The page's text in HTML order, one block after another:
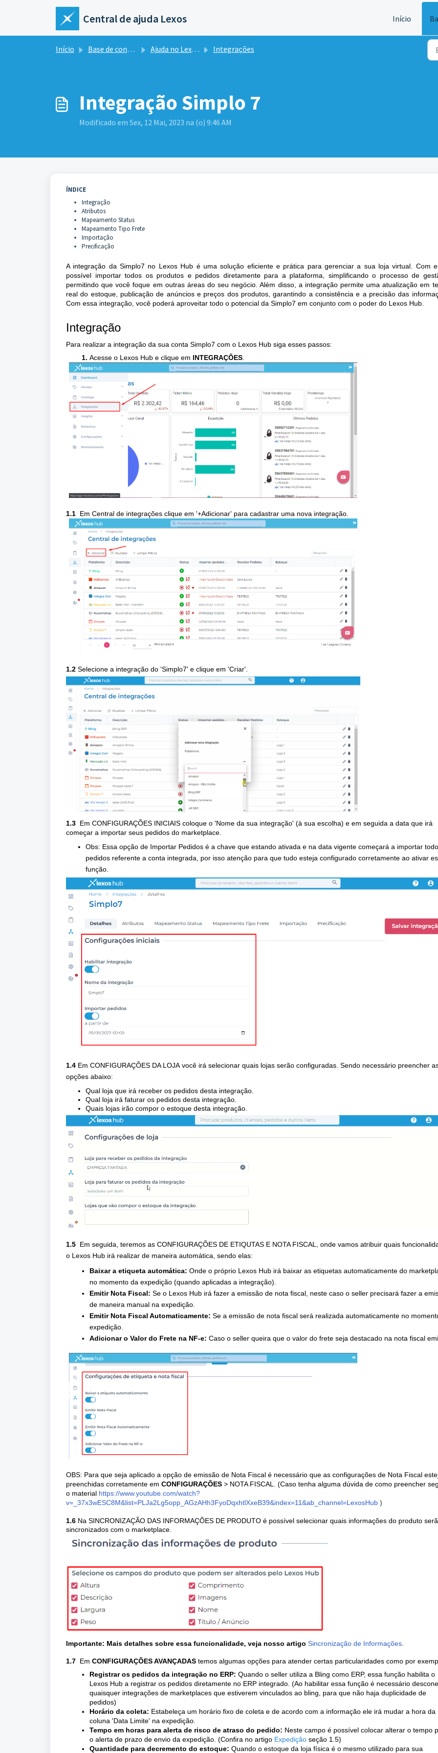
Ir para o conteúdo principal
Central de ajuda Lexos Início
Início Base de conhecimento Ajuda no Lexos Hub Integrações
Integração Simplo 7
Modificado em Sex, 12 Mai, 2023 na (o) 9:46 AM
ÍNDICE
Integração
Atributos
Mapeamento Status
Mapeamento Tipo Frete
Importação
Precificação
A integração da Simplo7 no Lexos Hub é uma solução eficiente e prática para gerenciar a sua loja virtual. Com
possível importar todos os produtos e pedidos diretamente para a plataforma, simplificando o processo de
permitindo que você foque em outras áreas do seu negócio. Além disso, a integração permite uma atualização em
real do estoque, publicação de anúncios e preços dos produtos, garantindo a consistência e a precisão das
Com essa integração, você poderá aproveitar todo o potencial da Simplo7 em conjunto com o poder do Lexos Hub.
Integração
Para realizar a integração da sua conta Simplo7 com o Lexos Hub siga esses passos:
Acesse o Lexos Hub e clique em INTEGRAÇÕES
1.1 Em Central de integrações clique em '+Adicionar' para cadastrar uma nova integração.
1.2 Selecione a integração do 'Simplo7' e clique em 'Criar'.
1.3 Em CONFIGURAÇÕES INICIAIS coloque o 'Nome da sua integração' (à sua escolha) e em seguida a data que irá
começar a importar seus pedidos do marketplace.
Obs: Essa opção de Importar Pedidos é a chave que estando ativada e na data vigente começará a importar
pedidos referente a conta integrada, por isso atenção para que tudo esteja configurado corretamente ao ativar
função.
1.4 Em CONFIGURAÇÕES DA LOJA você irá selecionar quais lojas serão configuradas. Sendo necessário preencher
opções abaixo:
Qual loja que irá receber os pedidos desta integração.
Qual loja irá faturar os pedidos desta integração.
Quais lojas irão compor o estoque desta integração.
1.5 Em seguida, teremos as CONFIGURAÇÕES DE ETIQUTAS E NOTA FISCAL, onde vamos atribuir quais
o Lexos Hub irá realizar de maneira automática, sendo elas:
Baixar a etiqueta automática: Onde o próprio Lexos Hub irá baixar as etiquetas automaticamente do
no momento da expedição (quando aplicadas a integração).
Emitir Nota Fiscal: Se o Lexos Hub irá fazer a emissão de nota fiscal, neste caso o seller precisará fazer a
de maneira manual na expedição.
Emitir Nota Fiscal Automaticamente: Se a emissão de nota fiscal será realizada automaticamente no
expedição.
Adicionar o Valor do Frete na NF-e: Caso o seller queira que o valor do frete seja destacado na nota fiscal
OBS: Para que seja aplicado a opção de emissão de Nota Fiscal é necessário que as configurações de Nota Fiscal
preenchidas corretamente em CONFIGURAÇÕES > NOTA FISCAL. (Caso tenha alguma dúvida de como preencher
o material https://www.youtube.com/watch?
v=_37x3wESC8M&list=PLJa2Lg5opp_AGzAHh3FyoDqxhtlXxeB39&index=11&ab_channel=LexosHub )
1.6 Na SINCRONIZAÇÃO DAS INFORMAÇÕES DE PRODUTO é possível selecionar quais informações do produto
sincronizados com o marketplace.
Importante: Mais detalhes sobre essa funcionalidade, veja nosso artigo Sincronização de Informações.
1.7 Em CONFIGURAÇÕES AVANÇADAS temos algumas opções para atender certas particularidades como por
Registrar os pedidos da integração no ERP: Quando o seller utiliza a Bling como ERP, essa função habilita o
Lexos Hub a registrar os pedidos diretamente no ERP integrado. (Ao habilitar essa função é necessário
quaisquer integrações de marketplaces que estiverem vinculados ao bling, para que não haja duplicidade de
pedidos)
Horário da coleta: Estabeleça um horário fixo de coleta e de acordo com a informação ele irá mudar a hora da
coluna 'Data Limite' na expedição.
Tempo em horas para alerta de risco de atraso do pedido: Neste campo é possível colocar alterar o tempo
o alerta de prazo de envio da expedição. (Confira no artigo Expedição seção 1.5)
Quantidade para decremento do estoque: Quando o estoque da loja física é o mesmo utilizado para sua